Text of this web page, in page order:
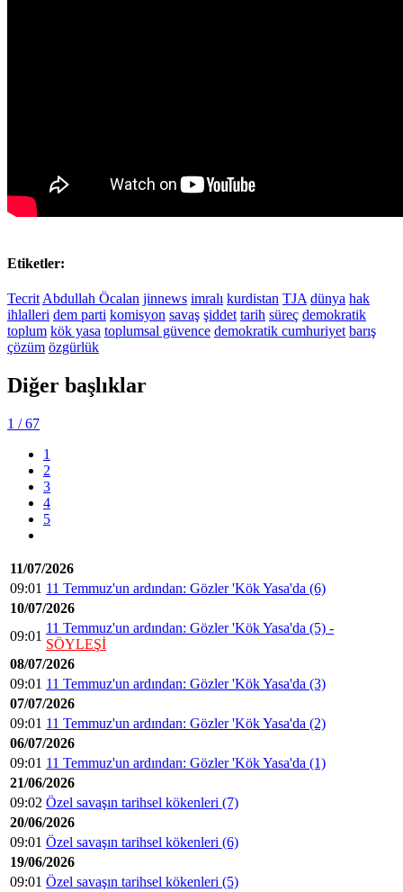
Etiketler:
Tecrit Abdullah Öcalan jinnews imralı kurdistan TJA dünya hak
ihlalleri dem parti komisyon savaş şiddet tarih süreç demokratik
toplum kök yasa toplumsal güvence demokratik cumhuriyet barış
çözüm özgürlük
Diğer başlıklar
1 / 67
1
2
3
4
5
11/07/2026
09:01 11 Temmuz'un ardından: Gözler 'Kök Yasa'da (6)
10/07/2026
09:01
11 Temmuz'un ardından: Gözler 'Kök Yasa'da (5) -
SÖYLEŞİ
08/07/2026
09:01 11 Temmuz'un ardından: Gözler 'Kök Yasa'da (3)
07/07/2026
09:01 11 Temmuz'un ardından: Gözler 'Kök Yasa'da (2)
06/07/2026
09:01 11 Temmuz'un ardından: Gözler 'Kök Yasa'da (1)
21/06/2026
09:02 Özel savaşın tarihsel kökenleri (7)
20/06/2026
09:01 Özel savaşın tarihsel kökenleri (6)
19/06/2026
09:01 Özel savaşın tarihsel kökenleri (5)